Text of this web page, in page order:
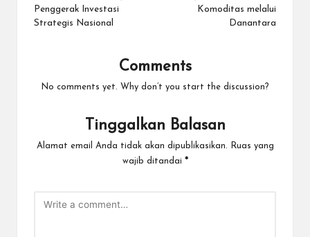
Penggerak Investasi
Strategis Nasional
Komoditas melalui
Danantara
Comments
No comments yet. Why don’t you start the discussion?
Tinggalkan Balasan
Alamat email Anda tidak akan dipublikasikan.
Ruas yang
wajib ditandai *